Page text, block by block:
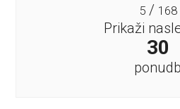
5/ 168
Prikaži
30
ponudb